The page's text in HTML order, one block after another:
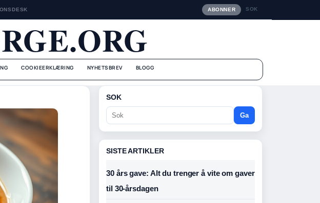
ABONNER SOK
COOKIEERKLÆRING NYHETSBREV BLOGG
SOK
Ga
SISTE ARTIKLER
30 års gave: Alt du trenger å vite om gaver
til 30-årsdagen